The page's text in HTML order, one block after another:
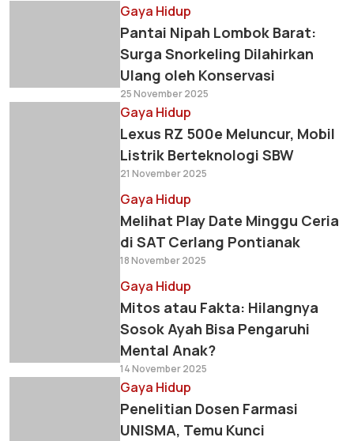
Gaya Hidup
Pantai Nipah Lombok Barat:
Surga Snorkeling Dilahirkan
Ulang oleh Konservasi
25 November 2025
Gaya Hidup
Lexus RZ 500e Meluncur, Mobil
Listrik Berteknologi SBW
21 November 2025
Gaya Hidup
Melihat Play Date Minggu Ceria
di SAT Cerlang Pontianak
18 November 2025
Gaya Hidup
Mitos atau Fakta: Hilangnya
Sosok Ayah Bisa Pengaruhi
Mental Anak?
14 November 2025
Gaya Hidup
Penelitian Dosen Farmasi
UNISMA, Temu Kunci